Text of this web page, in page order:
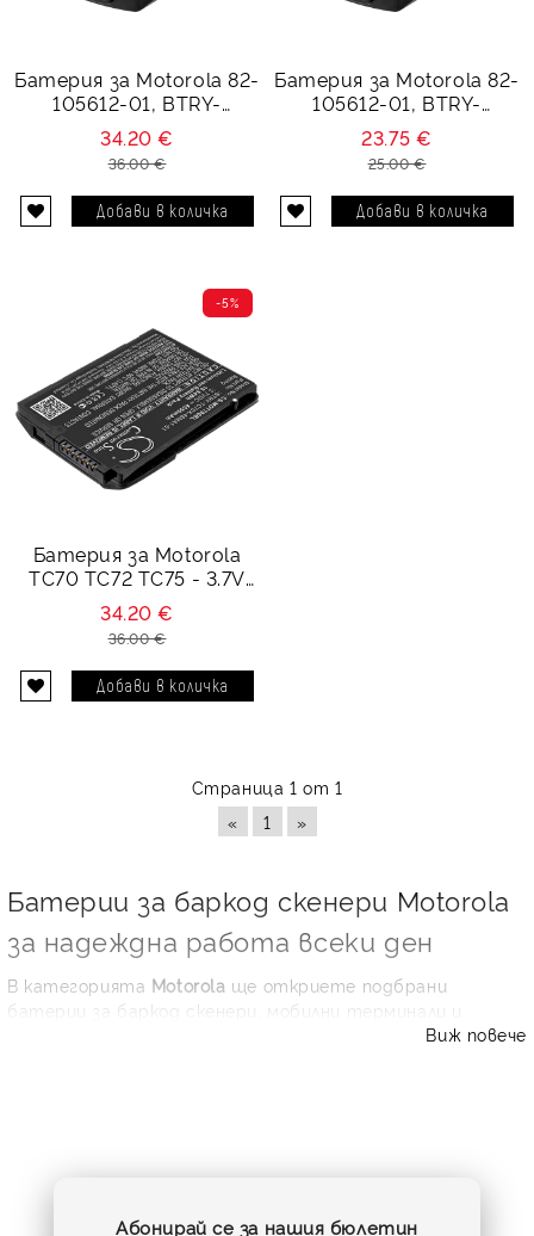
Батерия за Motorola 82-
105612-01, BTRY-
MC21EAB0E, 82-150612-
01 - 3.7V 1800 mAh
34.20 €
36.00 €
Батерия за Motorola 82-
105612-01, BTRY-
MC21EAB0E, 82-150612-
01 - 3.7V 1200 mAh
23.75 €
25.00 €
Батерия за Motorola
TC70 TC72 TC75 - 3.7V
4550 mAh
-5%
34.20 €
36.00 €
Страница 1 от 1
«
1 »
Батерии за баркод скенери Motorola
за надеждна работа всеки ден
В категорията Motorola ще откриете подбрани
батерии за баркод скенери, мобилни терминали и
индустриални четци, използвани в складове, търговски
Предлагаме съвместими решения за популярни серии и
Виж повече
Абонирай се за нашия бюлетин